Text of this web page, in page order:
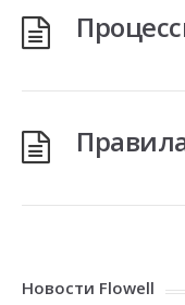
Новости Flowell